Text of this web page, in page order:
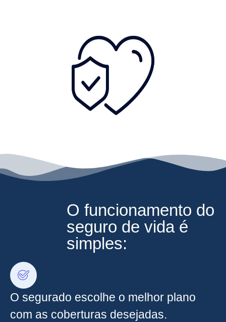
O funcionamento do
seguro de vida é
simples:
O segurado escolhe o melhor plano
com as coberturas desejadas.